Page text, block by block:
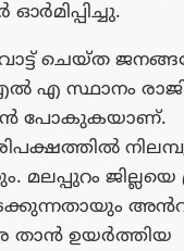
ചെയ്ത
സ്ഥാനം രാജി
പോകുകയാണ്.
ജില്ലയെ
താൻ ഉയർത്തിയ